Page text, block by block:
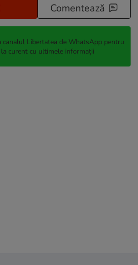
Comentează
canalul Libertatea de WhatsApp pentru
curent cu ultimele informații